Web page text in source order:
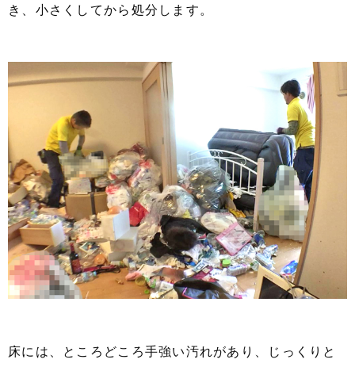
き、小さくしてから処分します。
床には、ところどころ手強い汚れがあり、じっくりと